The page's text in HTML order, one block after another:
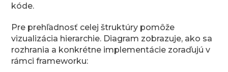
kóde.
Pre prehľadnosť celej štruktúry pomôže
vizualizácia hierarchie. Diagram zobrazuje, ako sa
rozhrania a konkrétne implementácie zoraďujú v
rámci frameworku: